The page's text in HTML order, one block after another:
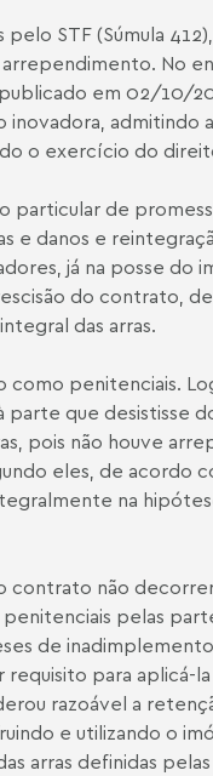
pelo STF (Súmula
No
em 02/10/
inovadora,
o exercício do
particular de
e danos e
já na posse do
do contrato,
das arras.
como penitenciais.
que desistisse
pois não houve
eles, de acordo
na
contrato não
pelas
de
para aplicá-
razoável a
e utilizando o
arras definidas